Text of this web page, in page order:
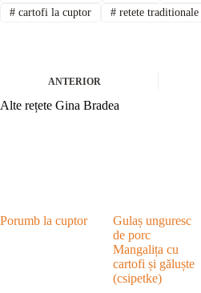
#cartofi la cuptor #retete traditionale
ANTERIOR
Alte rețete Gina Bradea
Porumb la cuptor
Gulaș unguresc
de porc
Mangalița cu
cartofi și găluște
(csipetke)